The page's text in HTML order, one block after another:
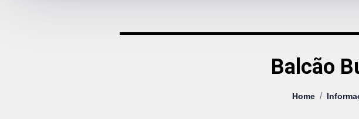
Balcão
Home /